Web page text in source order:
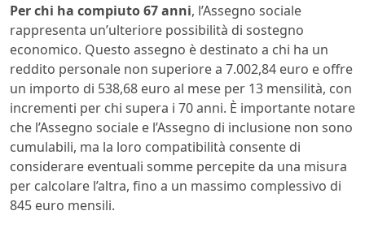
Per chi ha compiuto 67 anni, l’Assegno sociale
rappresenta un’ulteriore possibilità di sostegno
economico. Questo assegno è destinato a chi ha un
reddito personale non superiore a 7.002,84 euro e offre
un importo di 538,68 euro al mese per 13 mensilità, con
incrementi per chi supera i 70 anni. È importante notare
che l’Assegno sociale e l’Assegno di inclusione non sono
cumulabili, ma la loro compatibilità consente di
considerare eventuali somme percepite da una misura
per calcolare l’altra, fino a un massimo complessivo di
845 euro mensili.